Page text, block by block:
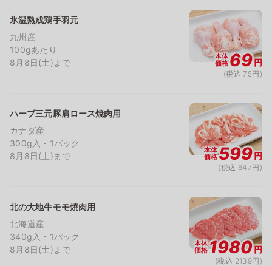
氷温熟成鶏手羽元
九州産
100gあたり
8月8日(土)まで
本体
価格69円
(税込 75円)
ハーブ三元豚肩ロース焼肉用
カナダ産
300g入・1パック
8月8日(土)まで
本体
価格599円
(税込 647円)
北の大地牛モモ焼肉用
北海道産
340g入・1パック
8月8日(土)まで
本体
価格1980円
(税込 2139円)